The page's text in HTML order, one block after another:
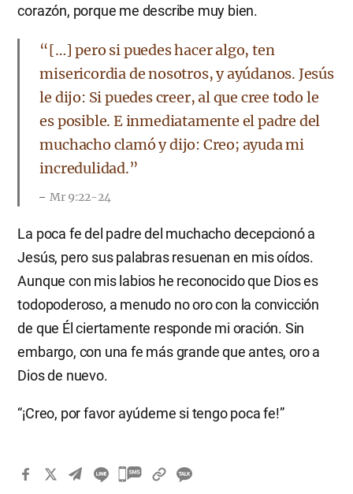
corazón, porque me describe muy bien.
“[…] pero si puedes hacer algo, ten
misericordia de nosotros, y ayúdanos. Jesús
le dijo: Si puedes creer, al que cree todo le
es posible. E inmediatamente el padre del
muchacho clamó y dijo: Creo; ayuda mi
incredulidad.”
Mr 9:22-24
La poca fe del padre del muchacho decepcionó a
Jesús, pero sus palabras resuenan en mis oídos.
Aunque con mis labios he reconocido que Dios es
todopoderoso, a menudo no oro con la convicción
de que Él ciertamente responde mi oración. Sin
embargo, con una fe más grande que antes, oro a
Dios de nuevo.
“¡Creo, por favor ayúdeme si tengo poca fe!”
카